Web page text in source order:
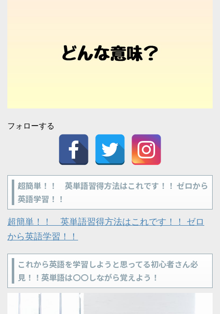
フォローする
超簡単！！ 英単語習得方法はこれです！！ ゼロから
英語学習！！
超簡単！！ 英単語習得方法はこれです！！ ゼロ
から英語学習！！
これから英語を学習しようと思ってる初心者さん必
見！！英単語は〇〇しながら覚えよう！